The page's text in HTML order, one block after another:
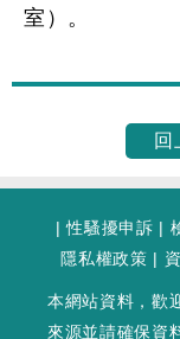
室）。
回
|性騷擾申訴 |
隱私權政策 |
本網站資料，歡
來源並請確保資